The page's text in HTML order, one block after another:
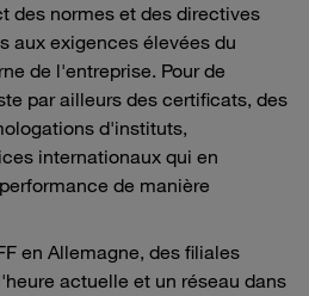
des normes et des directives
aux exigences élevées du
de l'entreprise. Pour de
par ailleurs des certificats, des
d'instituts,
internationaux qui en
de manière
en Allemagne, des filiales
actuelle et un réseau dans